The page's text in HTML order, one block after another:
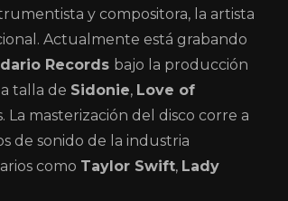
y compositora, la artista
Actualmente está grabando
Records bajo la producción
talla de Sidonie, Love of
La masterización del disco corre a
de sonido de la industria
como Taylor Swift, Lady